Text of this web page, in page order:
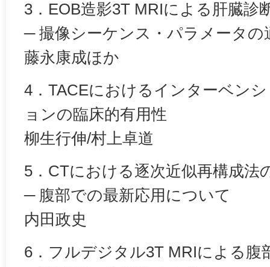
3．EOB造影3T MRIによる肝臓診
─ 撮像シーケンス・パラメータの
藤永康成ほか
4．TACEにおけるインターベン
ョンの臨床的有用性
柳生行伸/村上卓道
5．CTにおける逐次近似再構成法
─ 腹部での最新応用について
内田政史
6．フルデジタル3T MRIによる腹